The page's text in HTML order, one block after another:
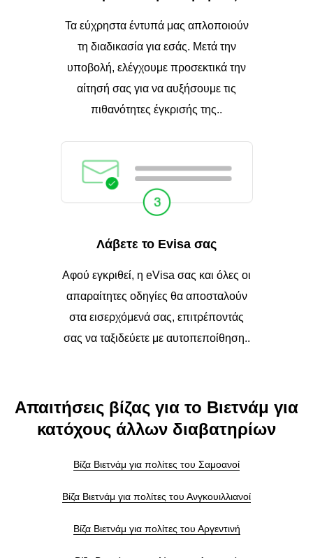
Τα εύχρηστα έντυπά μας απλοποιούν
τη διαδικασία για εσάς. Μετά την
υποβολή, ελέγχουμε προσεκτικά την
αίτησή σας για να αυξήσουμε τις
πιθανότητες έγκρισής της..
Λάβετε το Evisa σας
Αφού εγκριθεί, η eVisa σας και όλες οι
απαραίτητες οδηγίες θα αποσταλούν
στα εισερχόμενά σας, επιτρέποντάς
σας να ταξιδεύετε με αυτοπεποίθηση..
Απαιτήσεις βίζας για το Βιετνάμ για
κατόχους άλλων διαβατηρίων
Βίζα Βιετνάμ για πολίτες του Σαμοανοί
Βίζα Βιετνάμ για πολίτες του Ανγκουιλλιανοί
Βίζα Βιετνάμ για πολίτες του Αργεντινή